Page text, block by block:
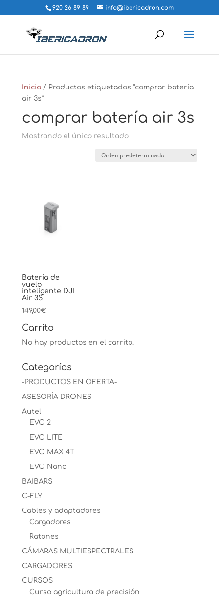
920 26 89 89 info@ibericadron.com
Inicio/ Productos etiquetados “comprar batería
air 3s”
comprar batería air 3s
Mostrando el único resultado
Batería de
vuelo
inteligente DJI
Air 3S
149,00€
Carrito
No hay productos en el carrito.
Categorías
-PRODUCTOS EN OFERTA-
ASESORÍA DRONES
Autel
EVO 2
EVO LITE
EVO MAX 4T
EVO Nano
BAIBARS
C-FLY
Cables y adaptadores
Cargadores
Ratones
CÁMARAS MULTIESPECTRALES
CARGADORES
CURSOS
Curso agricultura de precisión